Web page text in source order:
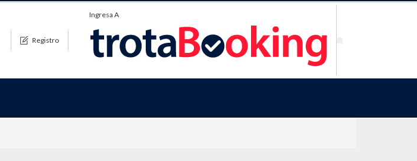
Registro
Ingresa A